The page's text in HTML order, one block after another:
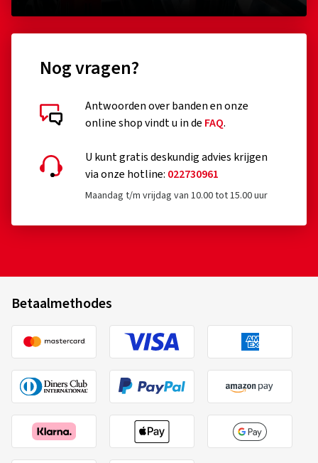
Nog vragen?
Antwoorden over banden en onze
online shop vindt u in de FAQ.
U kunt gratis deskundig advies krijgen
via onze hotline: 022730961
Maandag t/m vrijdag van 10.00 tot 15.00 uur
Betaalmethodes